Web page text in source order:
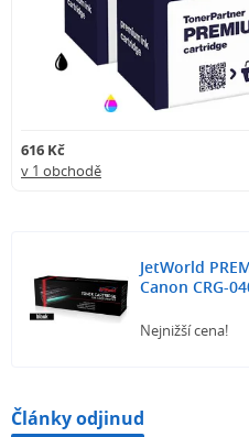
616 Kč
v 1 obchodě
JetWorld
Canon CRG-
Nejnižší cena!
Články odjinud